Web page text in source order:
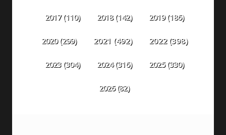
2017(110) 2018(142) 2019(186)
2020(299) 2021 (492) 2022(398)
2023(304) 2024(316) 2025(330)
2026(82)